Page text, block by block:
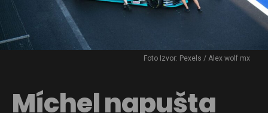
Foto Izvor: Pexels / Alex wolf mx
Míchel napušta